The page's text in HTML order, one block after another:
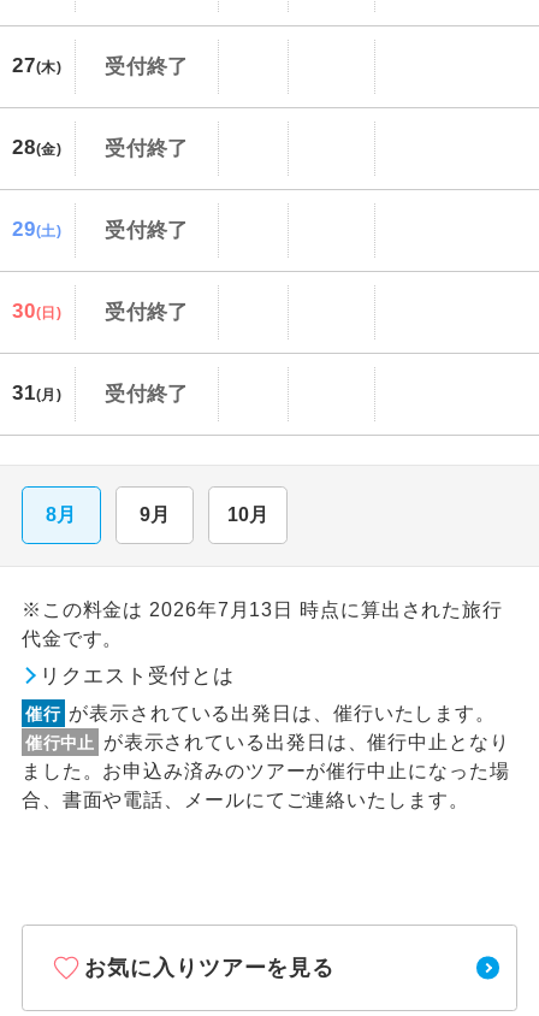
27(木) 受付終了
28(金) 受付終了
29(土) 受付終了
30(日) 受付終了
31(月) 受付終了
8月 9月 10月
※この料金は 2026年7月13日 時点に算出された旅行
代金です。
リクエスト受付とは
催行 が表示されている出発日は、催行いたします。
催行中止
が表示されている出発日は、催行中止となり
ました。お申込み済みのツアーが催行中止になった場
合、書面や電話、メールにてご連絡いたします。
お気に入りツアーを見る